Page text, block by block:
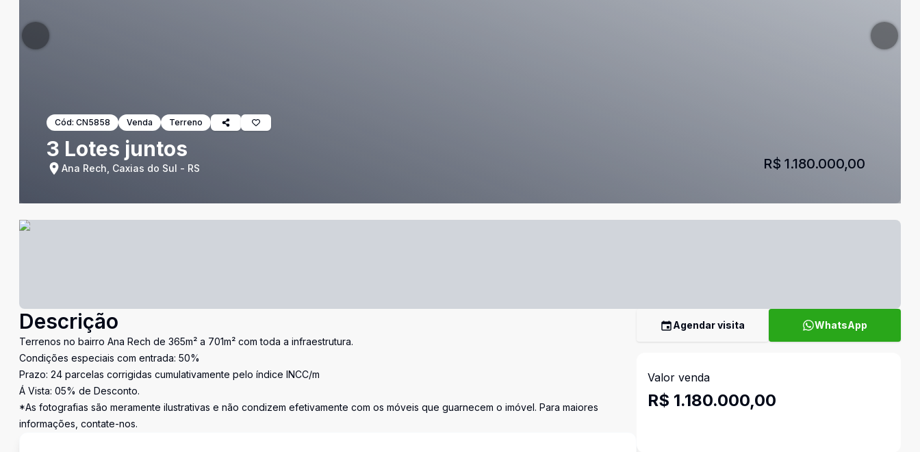
Cód: CN5858 Venda Terreno
3 Lotes juntos
Ana Rech, Caxias do Sul - RS R$ 1.180.000,00
Descrição
Terrenos no bairro Ana Rech de 365m² a 701m² com toda a infraestrutura.
Condições especiais com entrada: 50%
Prazo: 24 parcelas corrigidas cumulativamente pelo índice INCC/m
Á Vista: 05% de Desconto.
*As fotografias são meramente ilustrativas e não condizem efetivamente com os móveis que guarnecem o imóvel. Para maiores
informações, contate-nos.
Agendar visita WhatsApp
Valor venda
R$ 1.180.000,00